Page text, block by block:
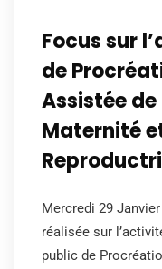
Focus sur
de
Assistée
Maternité
Mercredi 29
réalisée sur
public de